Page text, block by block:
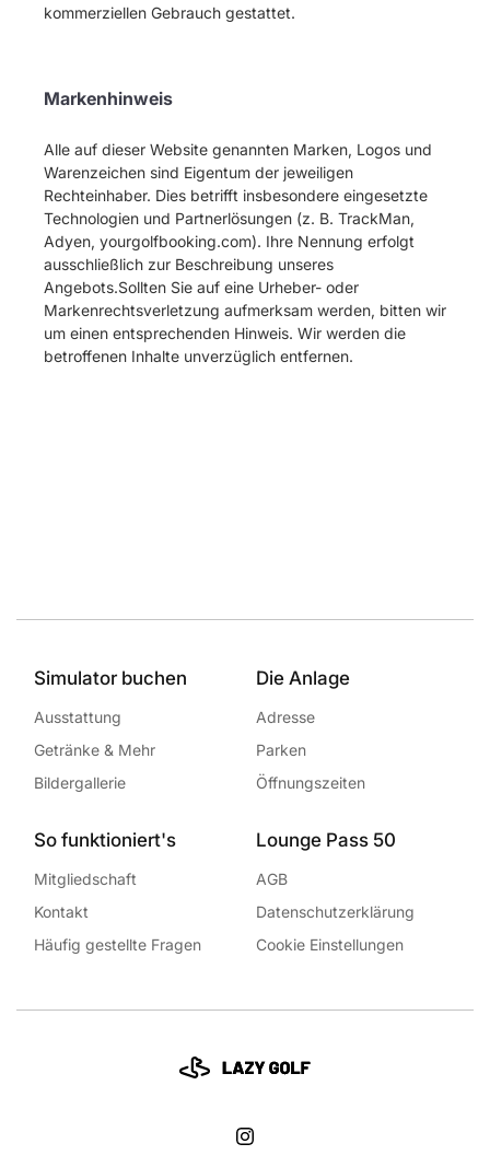
kommerziellen Gebrauch gestattet.
Markenhinweis
Alle auf dieser Website genannten Marken, Logos und
Warenzeichen sind Eigentum der jeweiligen
Rechteinhaber. Dies betrifft insbesondere eingesetzte
Technologien und Partnerlösungen (z. B. TrackMan,
Adyen, yourgolfbooking.com). Ihre Nennung erfolgt
ausschließlich zur Beschreibung unseres
Angebots.Sollten Sie auf eine Urheber- oder
Markenrechtsverletzung aufmerksam werden, bitten wir
um einen entsprechenden Hinweis. Wir werden die
betroffenen Inhalte unverzüglich entfernen.
Simulator buchen
Ausstattung
Getränke & Mehr
Bildergallerie
Die Anlage
Adresse
Parken
Öffnungszeiten
So funktioniert's
Mitgliedschaft
Kontakt
Häufig gestellte Fragen
Lounge Pass 50
AGB
Datenschutzerklärung
Cookie Einstellungen